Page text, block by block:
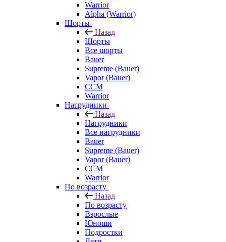
Warrior
Alpha (Warrior)
Шорты
Назад
Шорты
Все шорты
Bauer
Supreme (Bauer)
Vapor (Bauer)
CCM
Warrior
Нагрудники
Назад
Нагрудники
Все нагрудники
Bauer
Supreme (Bauer)
Vapor (Bauer)
CCM
Warrior
По возрасту
Назад
По возрасту
Взрослые
Юноши
Подростки